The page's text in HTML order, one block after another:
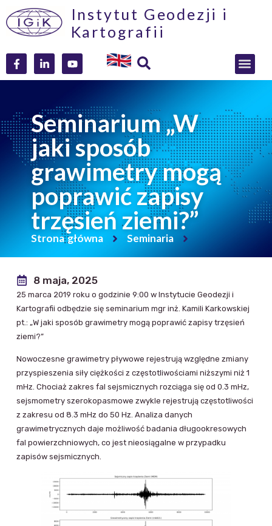
Instytut Geodezji i
Kartografii
Seminarium „W
jaki sposób
grawimetry mogą
poprawić zapisy
trzęsień ziemi?”
Strona główna Seminaria
8 maja, 2025
25 marca 2019 roku o godzinie 9:00 w Instytucie Geodezji i
Kartografii odbędzie się seminarium mgr inż. Kamili Karkowskiej
pt.: „W jaki sposób grawimetry mogą poprawić zapisy trzęsień
ziemi?”
Nowoczesne grawimetry pływowe rejestrują względne zmiany
przyspieszenia siły ciężkości z częstotliwościami niższymi niż 1
mHz. Chociaż zakres fal sejsmicznych rozciąga się od 0.3 mHz,
sejsmometry szerokopasmowe zwykle rejestrują częstotliwości
z zakresu od 8.3 mHz do 50 Hz. Analiza danych
grawimetrycznych daje możliwość badania długookresowych
fal powierzchniowych, co jest nieosiągalne w przypadku
zapisów sejsmicznych.